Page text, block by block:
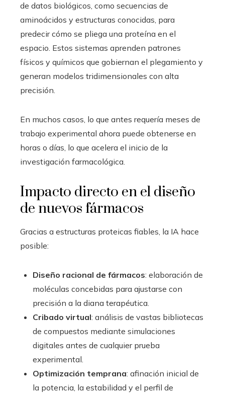
de datos biológicos, como secuencias de
aminoácidos y estructuras conocidas, para
predecir cómo se pliega una proteína en el
espacio. Estos sistemas aprenden patrones
físicos y químicos que gobiernan el plegamiento y
generan modelos tridimensionales con alta
precisión.
En muchos casos, lo que antes requería meses de
trabajo experimental ahora puede obtenerse en
horas o días, lo que acelera el inicio de la
investigación farmacológica.
Impacto directo en el diseño
de nuevos fármacos
Gracias a estructuras proteicas fiables, la IA hace
posible:
Diseño racional de fármacos: elaboración de
moléculas concebidas para ajustarse con
precisión a la diana terapéutica.
Cribado virtual: análisis de vastas bibliotecas
de compuestos mediante simulaciones
digitales antes de cualquier prueba
experimental.
Optimización temprana: afinación inicial de
la potencia, la estabilidad y el perfil de